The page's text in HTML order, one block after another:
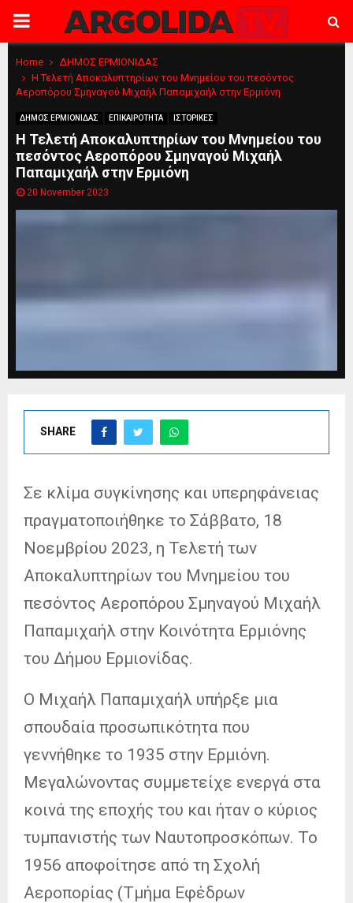
PRIMARY
MENU
Home
ΔΗΜΟΣ ΕΡΜΙΟΝΙΔΑΣ
Η Τελετή Αποκαλυπτηρίων του Μνημείου του πεσόντος
Αεροπόρου Σμηναγού Μιχαήλ Παπαμιχαήλ στην Ερμιόνη
ΔΗΜΟΣ ΕΡΜΙΟΝΙΔΑΣ ΕΠΙΚΑΙΡΟΤΗΤΑ ΙΣΤΟΡΙΚΕΣ
Η Τελετή Αποκαλυπτηρίων του Μνημείου του
πεσόντος Αεροπόρου Σμηναγού Μιχαήλ
Παπαμιχαήλ στην Ερμιόνη
20 November 2023
SHARE
Σε κλίμα συγκίνησης και υπερηφάνειας
πραγματοποιήθηκε το Σάββατο, 18
Νοεμβρίου 2023, η Τελετή των
Αποκαλυπτηρίων του Μνημείου του
πεσόντος Αεροπόρου Σμηναγού Μιχαήλ
Παπαμιχαήλ στην Κοινότητα Ερμιόνης
του Δήμου Ερμιονίδας.
Ο Μιχαήλ Παπαμιχαήλ υπήρξε μια
σπουδαία προσωπικότητα που
γεννήθηκε το 1935 στην Ερμιόνη.
Μεγαλώνοντας συμμετείχε ενεργά στα
κοινά της εποχής του και ήταν ο κύριος
τυμπανιστής των Ναυτοπροσκόπων. Το
1956 αποφοίτησε από τη Σχολή
Αεροπορίας (Τμήμα Εφέδρων